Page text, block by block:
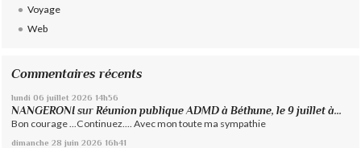
Voyage
Web
Commentaires récents
lundi 06 juillet 2026 14h56
NANGERONI surRéunion publique ADMD à Béthune, le 9 juillet à...
Bon courage ...Continuez.... Avec mon toute ma sympathie
dimanche 28 juin 2026 16h41